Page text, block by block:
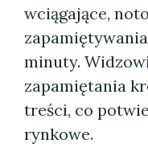
wciągające,
minuty.
zapamiętania
treści, co
rynkowe.